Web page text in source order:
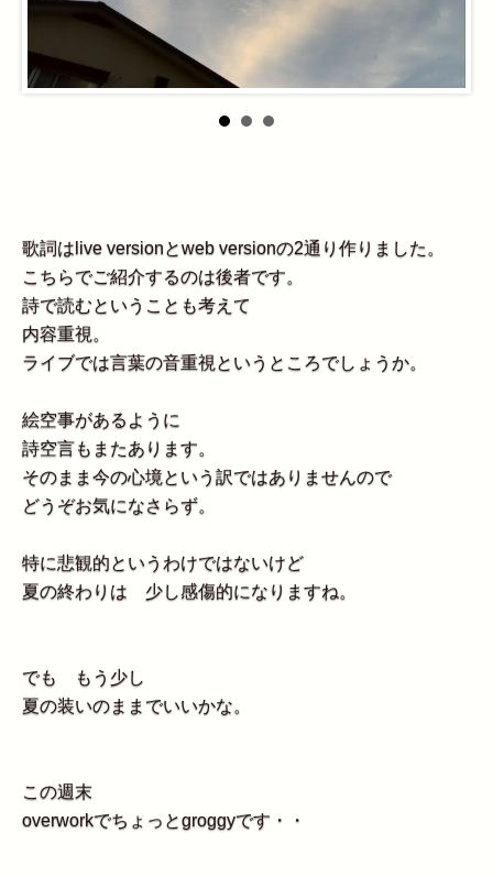
歌詞はlive versionとweb versionの2通り作りました。
こちらでご紹介するのは後者です。
詩で読むということも考えて
内容重視。
ライブでは言葉の音重視というところでしょうか。
絵空事があるように
詩空言もまたあります。
そのまま今の心境という訳ではありませんので
どうぞお気になさらず。
特に悲観的というわけではないけど
夏の終わりは 少し感傷的になりますね。
でも もう少し
夏の装いのままでいいかな。
この週末
overworkでちょっとgroggyです・・